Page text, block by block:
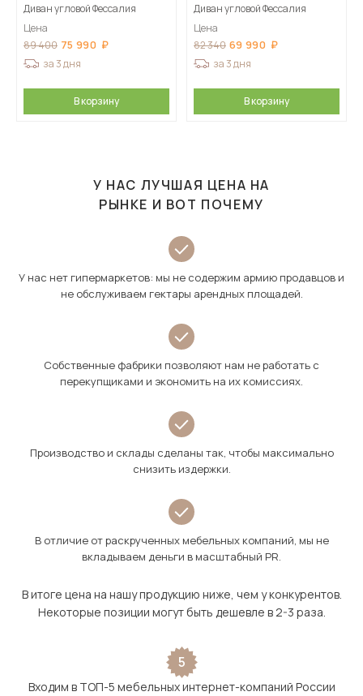
Диван угловой Фессалия
Цена
89 400 75 990
за 3 дня
В корзину
Диван угловой Фессалия
Цена
82 340 69 990
за 3 дня
В корзину
У НАС ЛУЧШАЯ ЦЕНА НА
РЫНКЕ И ВОТ ПОЧЕМУ
У нас нет гипермаркетов: мы не содержим армию продавцов и
не обслуживаем гектары арендных площадей.
Собственные фабрики позволяют нам не работать с
перекупщиками и экономить на их комиссиях.
Производство и склады сделаны так, чтобы максимально
снизить издержки.
В отличие от раскрученных мебельных компаний, мы не
вкладываем деньги в масштабный PR.
В итоге цена на нашу продукцию ниже, чем у конкурентов.
Некоторые позиции могут быть дешевле в 2-3 раза.
5
Входим в ТОП-5 мебельных интернет-компаний России